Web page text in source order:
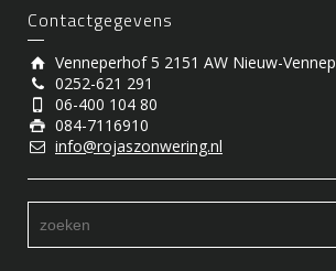
Contactgegevens
Venneperhof 5 2151 AW Nieuw-Vennep
0252-621 291
06-400 104 80
084-7116910
info@rojaszonwering.nl